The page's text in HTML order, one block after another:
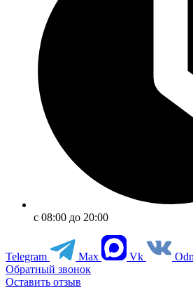
с 08:00 до 20:00
Telegram Max Vk
Обратный звонок
Оставить отзыв